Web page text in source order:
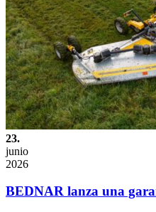
23.
junio
2026
BEDNAR lanza una